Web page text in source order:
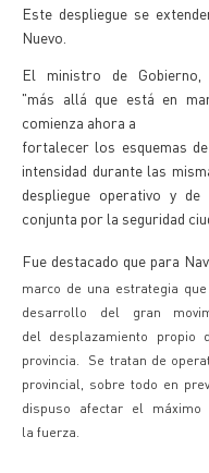
Este despliegue se
Nuevo.
El ministro de
"más allá que está en
comienza ahora a
fortalecer los esquemas
intensidad durante las
despliegue operativo y
conjunta por la seguridad
Fue destacado que para
marco de una estrategia
desarrollo del gran
del desplazamiento
provincia. Se tratan de
provincial, sobre todo en
dispuso afectar el
la fuerza.